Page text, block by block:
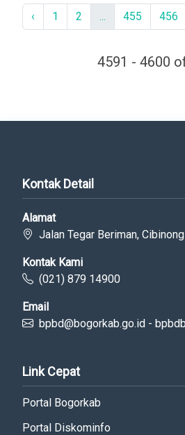
‹ 1 2 ... 455 456
4591 - 4600
Kontak Detail
Alamat
Jalan Tegar Beriman, Cibinong
Kontak Kami
(021) 879 14900
Email
bpbd@bogorkab.go.id -
Link Cepat
Portal Bogorkab
Portal Diskominfo